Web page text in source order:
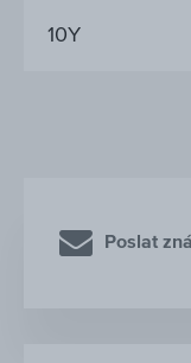
10Y
Poslat